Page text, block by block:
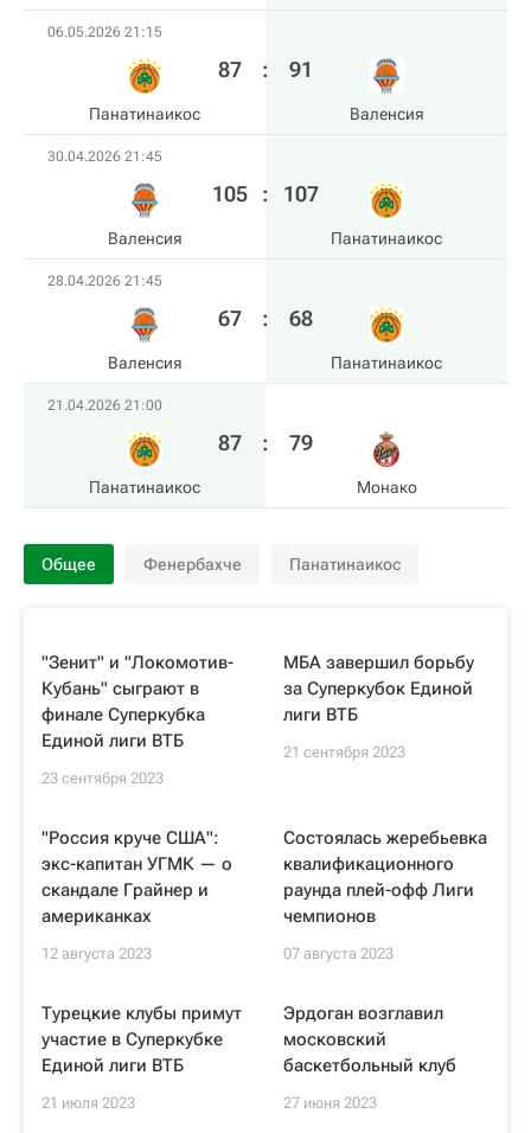
06.05.2026 21:15
Панатинаикос
87 : 91
Валенсия
30.04.2026 21:45
Валенсия
105 : 107
Панатинаикос
28.04.2026 21:45
Валенсия
67 : 68
Панатинаикос
21.04.2026 21:00
Панатинаикос
87 : 79
Монако
Общее Фенербахче Панатинаикос
"Зенит" и "Локомотив-
Кубань" сыграют в
финале Суперкубка
Единой лиги ВТБ
23 сентября 2023
МБА завершил борьбу
за Суперкубок Единой
лиги ВТБ
21 сентября 2023
"Россия круче США":
экс-капитан УГМК — о
скандале Грайнер и
американках
12 августа 2023
Состоялась жеребьевка
квалификационного
раунда плей-офф Лиги
чемпионов
07 августа 2023
Турецкие клубы примут
участие в Суперкубке
Единой лиги ВТБ
21 июля 2023
Эрдоган возглавил
московский
баскетбольный клуб
27 июня 2023